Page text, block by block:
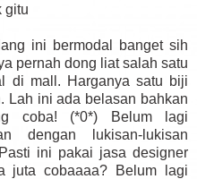
gitu
ini bermodal banget sih
pernah dong liat salah satu
di mall. Harganya satu biji
Lah ini ada belasan bahkan
coba! (*0*) Belum lagi
dengan lukisan-lukisan
ini pakai jasa designer
juta cobaaaa? Belum lagi